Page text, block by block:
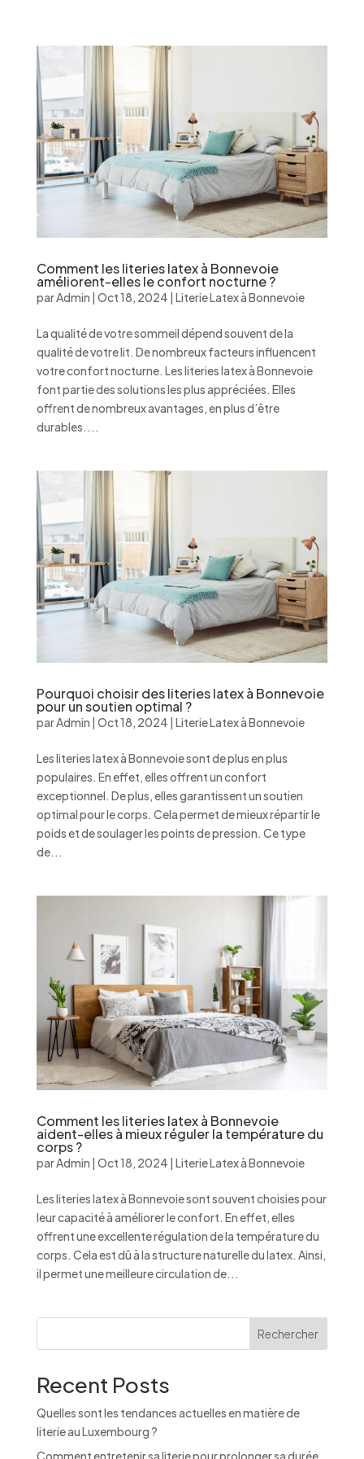
Comment les literies latex à Bonnevoie
améliorent-elles le confort nocturne ?
parAdmin | Oct 18, 2024 | Literie Latex à Bonnevoie
La qualité de votre sommeil dépend souvent de la
qualité de votre lit. De nombreux facteurs influencent
votre confort nocturne. Les literies latex à Bonnevoie
font partie des solutions les plus appréciées. Elles
offrent de nombreux avantages, en plus d’être
durables....
Pourquoi choisir des literies latex à Bonnevoie
pour un soutien optimal ?
parAdmin | Oct 18, 2024 | Literie Latex à Bonnevoie
Les literies latex à Bonnevoie sont de plus en plus
populaires. En effet, elles offrent un confort
exceptionnel. De plus, elles garantissent un soutien
optimal pour le corps. Cela permet de mieux répartir le
poids et de soulager les points de pression. Ce type
de...
Comment les literies latex à Bonnevoie
aident-elles à mieux réguler la température du
corps ?
parAdmin | Oct 18, 2024 | Literie Latex à Bonnevoie
Les literies latex à Bonnevoie sont souvent choisies pour
leur capacité à améliorer le confort. En effet, elles
offrent une excellente régulation de la température du
corps. Cela est dû à la structure naturelle du latex. Ainsi,
il permet une meilleure circulation de...
Rechercher
Recent Posts
Quelles sont les tendances actuelles en matière de
literie au Luxembourg ?
Comment entretenir sa literie pour prolonger sa durée